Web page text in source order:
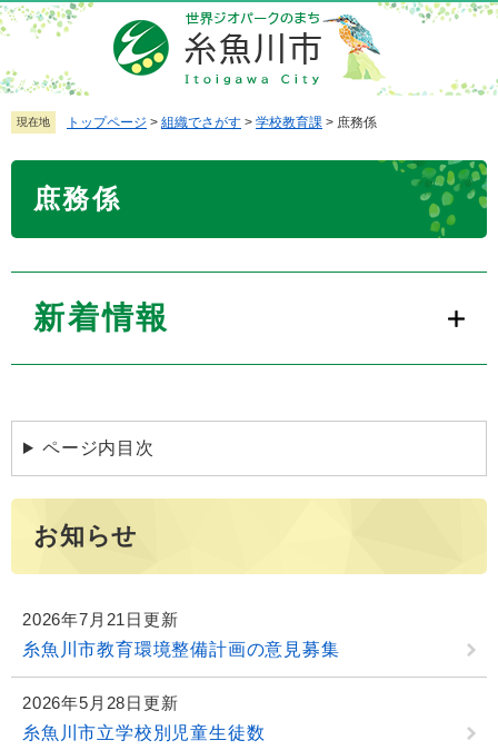
ペ
ー
ジ
の
先
メ
ニ
ュ
ー
を現在地 トップページ > 組織でさがす > 学校教育課 > 庶務係
庶務係
新着情報
ページ内目次
お知らせ
2026年7月21日更新
糸魚川市教育環境整備計画の意見募集
2026年5月28日更新
糸魚川市立学校別児童生徒数